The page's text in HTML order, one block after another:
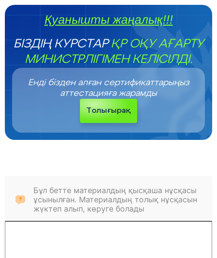
Қуанышты жаңалық!!!
БІЗДІҢ КУРСТАРҚР ОҚУ АҒАРТУ
МИНИСТРЛІГІМЕН КЕЛІСІЛДІ.
Енді бізден алған сертификаттарыңыз
аттестацияға жарамды
Толығырақ
Бұл бетте материалдың қысқаша нұсқасы
ұсынылған. Материалдың толық нұсқасын
жүктеп алып, көруге болады